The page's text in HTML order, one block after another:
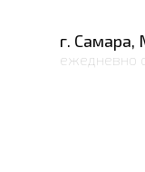
г. Самара,
ежедневно